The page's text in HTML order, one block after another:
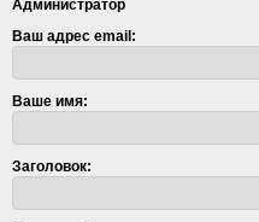
Администратор
Ваш адрес email:
Ваше имя:
Заголовок: